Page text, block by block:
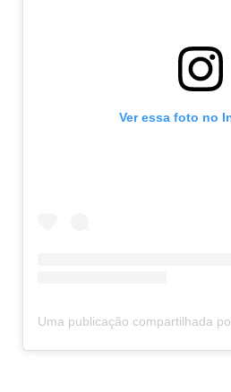
Ver essa foto no